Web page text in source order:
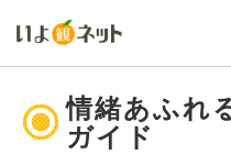
情緒あふれ
ガイド